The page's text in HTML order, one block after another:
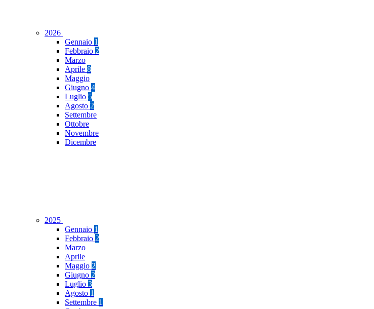
2026
Gennaio 1
Febbraio 2
Marzo
Aprile 8
Maggio
Giugno 4
Luglio 5
Agosto 2
Settembre
Ottobre
Novembre
Dicembre
2025
Gennaio 1
Febbraio 2
Marzo
Aprile
Maggio 2
Giugno 2
Luglio 3
Agosto 1
Settembre 1